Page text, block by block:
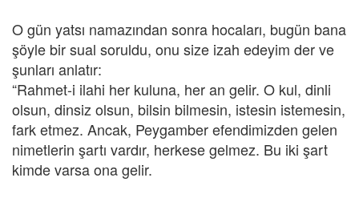
O gün yatsı namazından sonra hocaları, bugün bana
şöyle bir sual soruldu, onu size izah edeyim der ve
şunları anlatır:
“Rahmet-i ilahi her kuluna, her an gelir. O kul, dinli
olsun, dinsiz olsun, bilsin bilmesin, istesin istemesin,
fark etmez. Ancak, Peygamber efendimizden gelen
nimetlerin şartı vardır, herkese gelmez. Bu iki şart
kimde varsa ona gelir.